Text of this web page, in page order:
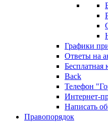
Графики
Ответы на
Back
Телефон
Интернет-
Написать
Правопорядок